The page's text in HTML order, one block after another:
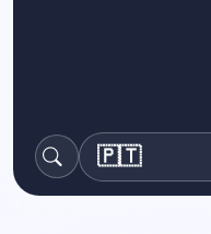
Pesquisa
🇵🇹